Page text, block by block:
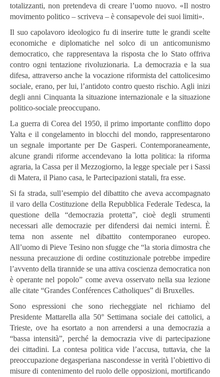
totalizzanti, non pretendeva di creare l’uomo nuovo. «Il nostro
movimento politico – scriveva – è consapevole dei suoi limiti».
Il suo capolavoro ideologico fu di inserire tutte le grandi scelte
economiche e diplomatiche nel solco di un anticomunismo
democratico, che rappresentava la risposta che lo Stato offriva
contro ogni tentazione rivoluzionaria. La democrazia e la sua
difesa, attraverso anche la vocazione riformista del cattolicesimo
sociale, erano, per lui, l’antidoto contro questo rischio. Agli inizi
degli anni Cinquanta la situazione internazionale e la situazione
politico-sociale preoccupano.
La guerra di Corea del 1950, il primo importante conflitto dopo
Yalta e il congelamento in blocchi del mondo, rappresentarono
un segnale importante per De Gasperi. Contemporaneamente,
alcune grandi riforme accendevano la lotta politica: la riforma
agraria, la Cassa per il Mezzogiorno, la legge speciale per i Sassi
di Matera, il Piano casa, le Partecipazioni statali, fra esse.
Si fa strada, sull’esempio del dibattito che aveva accompagnato
il varo della Costituzione della Repubblica Federale Tedesca, la
questione della “democrazia protetta”, cioè degli strumenti
necessari alle democrazie per difendersi dai nemici interni. È
tema non assente nel dibattito contemporaneo europeo.
All’uomo di Pieve Tesino non sfugge che “la storia dimostra che
nessuna precauzione di ordine costituzionale potrebbe impedire
l’avvento della tirannide se una attiva coscienza democratica non
è operante nel popolo” come aveva osservato nella sua lezione
alle citate “Grandes Conférences Catholiques” di Bruxelles.
Sono espressioni che sono riecheggiate nel richiamo del
Presidente Mattarella alla 50° Settimana sociale dei cattolici, a
Trieste, ove ha esortato a non arrendersi a una democrazia a
“bassa intensità”, perché la democrazia vive di partecipazione
dei cittadini. La contesa politica vide l’accusa, tuttavia, che la
preoccupazione degasperiana nascondesse in verità l’obiettivo di
misure di contenimento del ruolo delle opposizioni, mortificando